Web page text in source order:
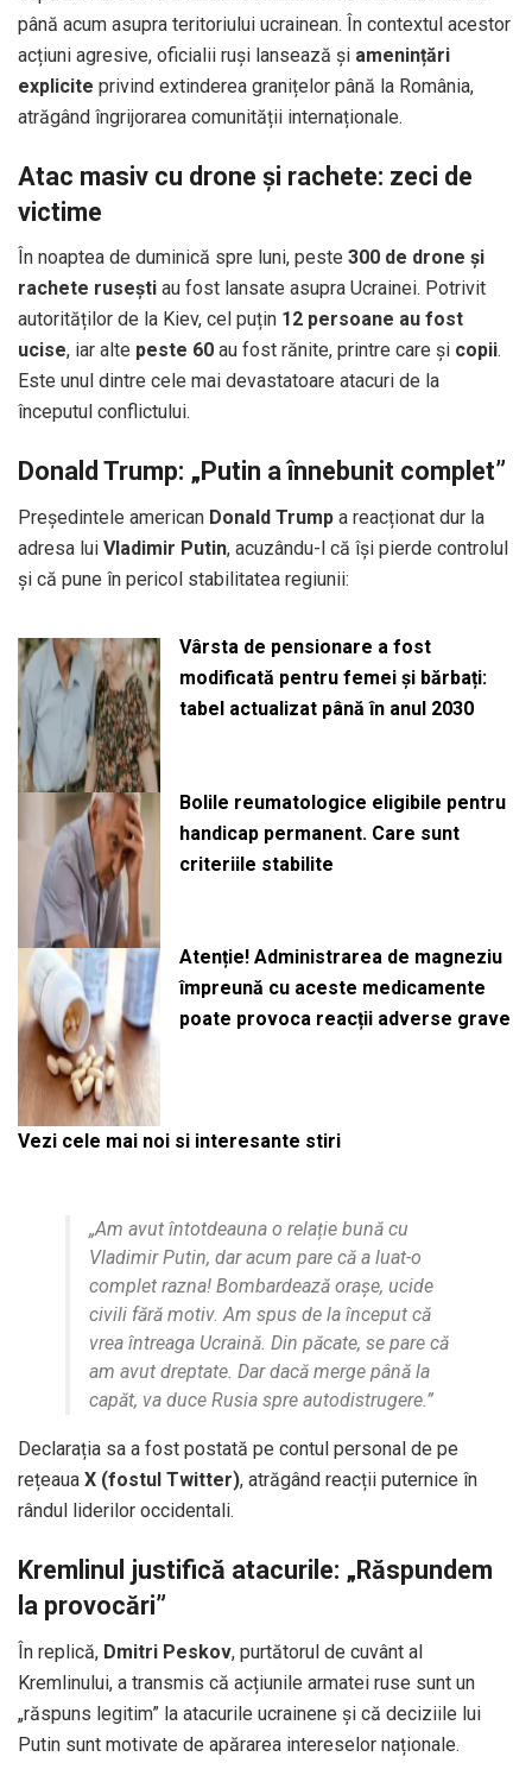
până acum asupra teritoriului ucrainean. În contextul acestor
acțiuni agresive, oficialii ruși lansează și amenințări
explicite privind extinderea granițelor până la România,
atrăgând îngrijorarea comunității internaționale.
Atac masiv cu drone și rachete: zeci de
victime
În noaptea de duminică spre luni, peste 300 de drone și
rachete rusești au fost lansate asupra Ucrainei. Potrivit
autorităților de la Kiev, cel puțin 12 persoane au fost
ucise, iar alte peste 60 au fost rănite, printre care și copii.
Este unul dintre cele mai devastatoare atacuri de la
începutul conflictului.
Donald Trump: „Putin a înnebunit complet”
Președintele american Donald Trump a reacționat dur la
adresa lui Vladimir Putin, acuzându-l că își pierde controlul
și că pune în pericol stabilitatea regiunii:
Vârsta de pensionare a fost
modificată pentru femei și bărbați:
tabel actualizat până în anul 2030
Bolile reumatologice eligibile pentru
handicap permanent. Care sunt
criteriile stabilite
Atenție! Administrarea de magneziu
împreună cu aceste medicamente
poate provoca reacții adverse grave
Vezi cele mai noi si interesante stiri
„Am avut întotdeauna o relație bună cu
Vladimir Putin, dar acum pare că a luat-o
complet razna! Bombardează orașe, ucide
civili fără motiv. Am spus de la început că
vrea întreaga Ucraină. Din păcate, se pare că
am avut dreptate. Dar dacă merge până la
capăt, va duce Rusia spre autodistrugere.”
Declarația sa a fost postată pe contul personal de pe
rețeaua X (fostul Twitter), atrăgând reacții puternice în
rândul liderilor occidentali.
Kremlinul justifică atacurile: „Răspundem
la provocări”
În replică, Dmitri Peskov, purtătorul de cuvânt al
Kremlinului, a transmis că acțiunile armatei ruse sunt un
„răspuns legitim” la atacurile ucrainene și că deciziile lui
Putin sunt motivate de apărarea intereselor naționale.